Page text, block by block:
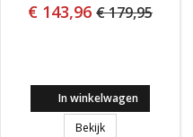
2.6 2026
€ 143,96 € 179,95
In winkelwagen
BekijkBabolat Air